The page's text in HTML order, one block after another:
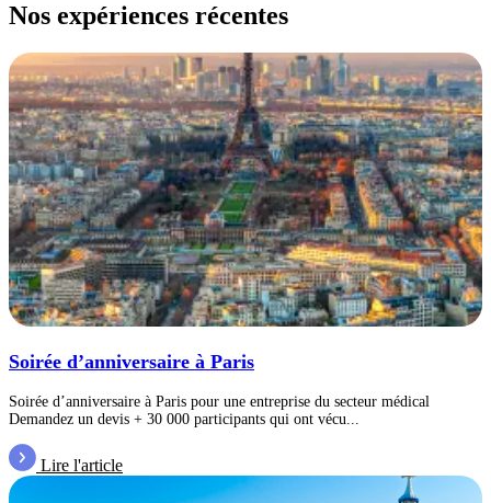
Nos expériences récentes
Soirée d’anniversaire à Paris
Soirée d’anniversaire à Paris pour une entreprise du secteur médical
Demandez un devis + 30 000 participants qui ont vécu...
Lire l'article